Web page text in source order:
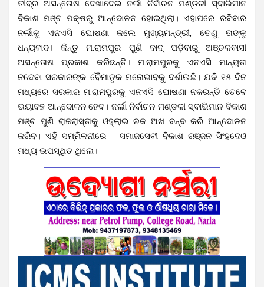
ତୀବ୍ର ଅସନ୍ତୋଷ ଦେଖାଦେଇ ନର୍ଲା ନିର୍ବାଚନ ମଣ୍ଡଳୀ ସ୍ବାଭିମାନ
ବିକାଶ ମଞ୍ଚ ପକ୍ଷରୁ ଆନ୍ଦୋଳନ ହୋଇଥିଲା। ଏହାପରେ ରବିବାର
ନର୍ଲାକୁ ଏନଏସି ଘୋଷଣା କଲେ ମୁଖ୍ୟମନ୍ତ୍ରୀ, ତେଣୁ ତାଙ୍କୁ
ଧନ୍ୟବାଦ। କିନ୍ତୁ ମ.ରାମପୁର ପୁଣି ବାଦ୍ ପଡ଼ିବାରୁ ଅଞ୍ଚଳବାସୀ
ଅସନ୍ତୋଷ ପ୍ରକାଶ କରିଛନ୍ତି। ମ.ରାମପୁରକୁ ଏନଏସି ମାନ୍ୟତା
ନଦେବା ସରକାରଙ୍କ ବୈମାତୃକ ମନୋଭାବକୁ ଦର୍ଶାଉଛି। ଯଦି ୧୫ ଦିନ
ମଧ୍ୟରେ ସରକାର ମ.ରାମପୁରକୁ ଏନଏସି ଘୋଷଣା ନକରନ୍ତି ତେବେ
ଭୟାବହ ଆନ୍ଦୋଳନ ହେବ। ନର୍ଲା ନିର୍ବାଚନ ମଣ୍ଡଳୀ ସ୍ବାଭିମାନ ବିକାଶ
ମଞ୍ଚ ପୁଣି ରାଜରାସ୍ତାକୁ ଓହ୍ଲାଇ ଚକ ଅଖ ବନ୍ଦ କରି ଆନ୍ଦୋଳନ
କରିବ। ଏହି ସମ୍ମିଳନୀରେ ସମାଜସେବୀ ବିକାଶ ରଞ୍ଜନ ସିଂହଦେଓ
ମଧ୍ୟ ଉପସ୍ଥିତ ଥିଲେ।